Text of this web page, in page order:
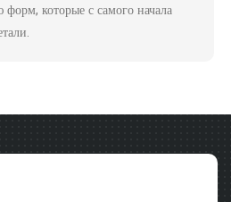
которые с самого начала